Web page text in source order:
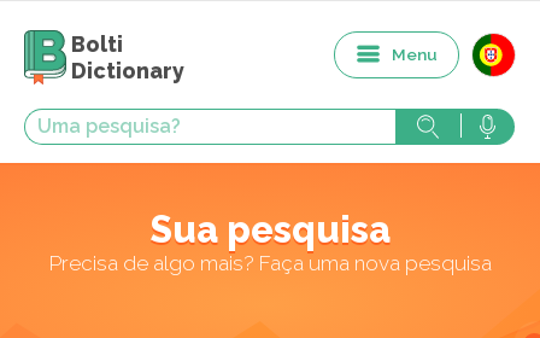
Bolti
Dictionary
Menu
Sua pesquisa
Precisa de algo mais? Faça uma nova pesquisa